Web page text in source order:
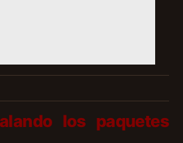
los paquetes